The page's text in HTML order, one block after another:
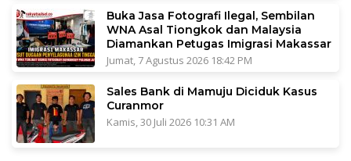
Buka Jasa Fotografi Ilegal, Sembilan
WNA Asal Tiongkok dan Malaysia
Diamankan Petugas Imigrasi Makassar
Jumat, 7 Agustus 2026 18:42 PM
Sales Bank di Mamuju Diciduk Kasus
Curanmor
Kamis, 30 Juli 2026 10:31 AM